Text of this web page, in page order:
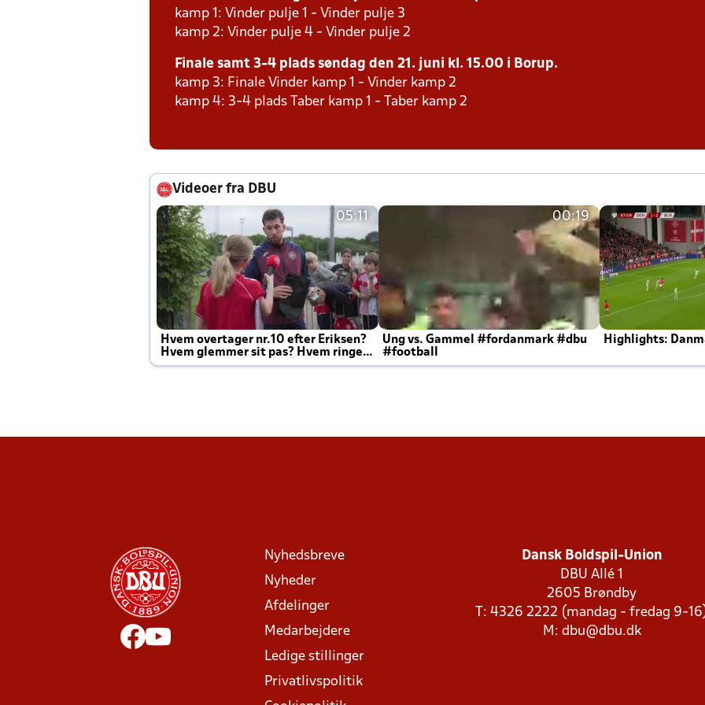
kamp 1: Vinder pulje 1 - Vinder pulje 3
kamp 2: Vinder pulje 4 - Vinder pulje 2
Finale samt 3-4 plads søndag den 21. juni kl. 15.00 i Borup.
kamp 3: Finale Vinder kamp 1 - Vinder kamp 2
kamp 4: 3-4 plads Taber kamp 1 - Taber kamp 2
Videoer fra DBU
05:11
Hvem overtager nr.10 efter Eriksen?
Hvem glemmer sit pas? Hvem ringer
Joachim altid til efter kampe?
00:19
Ung vs. Gammel #fordanmark #dbu
#football
Highlights:
Nyhedsbreve
Nyheder
Afdelinger
Medarbejdere
Ledige stillinger
Privatlivspolitik
Dansk Boldspil-Union
DBU Allé 1
2605 Brøndby
T: 4326 2222 (mandag - fredag 9-
M: dbu@dbu.dk